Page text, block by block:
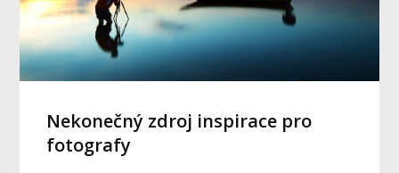
Nekonečný zdroj inspirace pro
fotografy